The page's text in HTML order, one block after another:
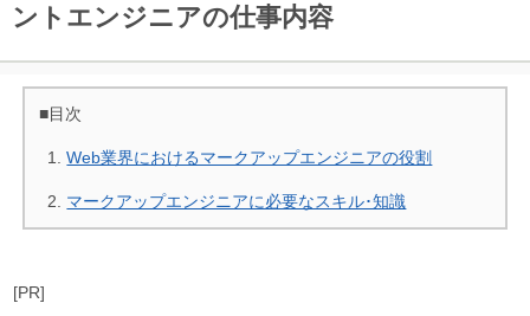
ントエンジニアの仕事内容
■目次
Web業界におけるマークアップエンジニアの役割
マークアップエンジニアに必要なスキル･知識
[PR]